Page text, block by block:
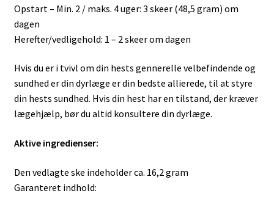
Opstart – Min. 2 / maks. 4 uger: 3 skeer (48,5 gram) om
dagen
Herefter/vedligehold: 1 – 2 skeer om dagen
Hvis du er i tvivl om din hests gennerelle velbefindende og
sundhed er din dyrlæge er din bedste allierede, til at styre
din hests sundhed. Hvis din hest har en tilstand, der kræver
lægehjælp, bør du altid konsultere din dyrlæge.
Aktive ingredienser:
Den vedlagte ske indeholder ca. 16,2 gram
Garanteret indhold: